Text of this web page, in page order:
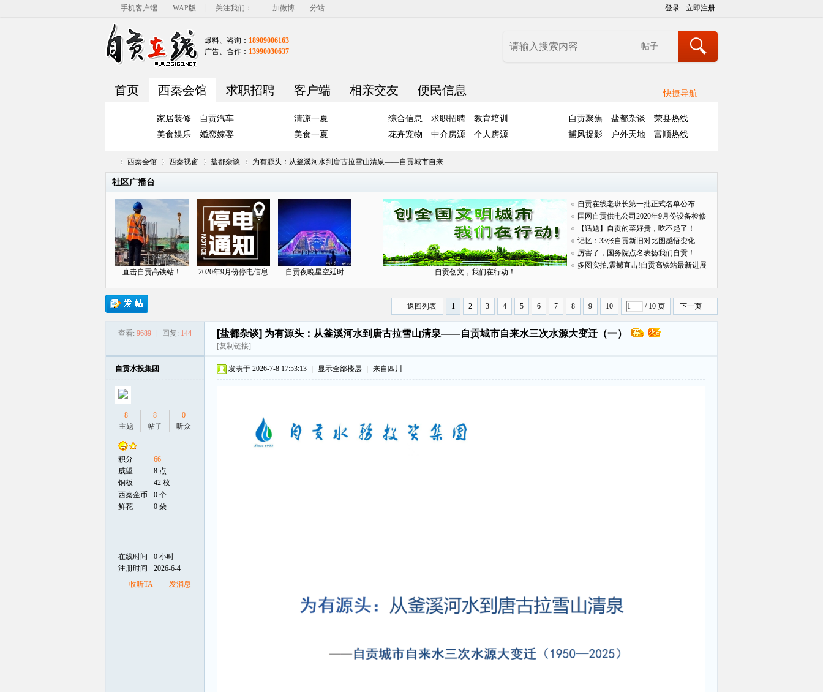
手机客户端 WAP版 关注我们： 加微博 分站 登录 立即注册
爆料、咨询： 18909006163
广告、合作： 13990030637
帖子
快捷导航
首页 西秦会馆 求职招聘 客户端 相亲交友 便民信息
家居装修
自贡汽车
美食娱乐
婚恋嫁娶
清凉一夏
美食一夏
综合信息 求职招聘
教育培训
花卉宠物
中介房源 个人房源
自贡聚焦 盐都杂谈
荣县热线
捕风捉影
户外天地 富顺热线
西秦会馆 西秦视窗 盐都杂谈
›
为有源头：从釜溪河水到唐古拉雪山清泉——自贡城市自来 ...
社区广播台
直击自贡高铁站！ 2020年9月份停电信息 自贡夜晚星空延时 自贡创文，我们在行动！
自贡在线老班长第一批正式名单公布
国网自贡供电公司2020年9月份设备检修
对外
【话题】自贡的菜好贵，吃不起了！
记忆：33张自贡新旧对比图感悟变化
厉害了，国务院点名表扬我们自贡！
多图实拍,震撼直击!自贡高铁站最新进展
1 2 3 4 5 6 7 8 9 10 / 10 页 下一页
返回列表
查看: 9689 回复: 144 [盐都杂谈] 为有源头：从釜溪河水到唐古拉雪山清泉——自贡城市自来水三次水源大变迁（一）
[复制链接]
自贡水投集团
8
主题
8
帖子
0
听众
积分
66
威望
8 点
铜板
42 枚
西秦金币
0 个
鲜花
0 朵
在线时间
0 小时
注册时间
2026-6-4
收听TA
发消息
发表于 2026-7-8 17:53:13 显示全部楼层 来自四川